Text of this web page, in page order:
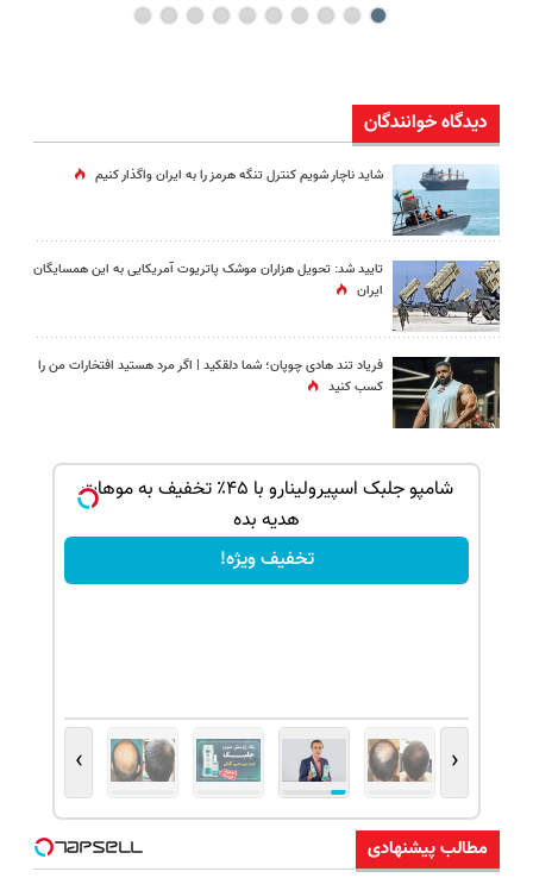
دیدگاه خوانندگان
شاید ناچار شویم کنترل تنگه هرمز را به ایران واگذار کنیم
تایید شد: تحویل هزاران موشک پاتریوت آمریکایی به این همسایگان
ایران
فریاد تند هادی چوپان؛‌ شما دلقکید | اگر مرد هستید افتخارات من را
کسب کنید
شامپو جلبک اسپیرولینارو با ۴۵٪ تخفیف به موهات
هدیه بده
تخفیف ویژه!
‹
›
مطالب پیشنهادی